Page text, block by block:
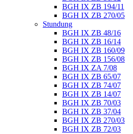
BGH IX ZB 194/11
BGH IX ZB 270/05
Stundung
BGH IX ZB 48/16
BGH IX ZB 16/14
BGH IX ZB 160/09
BGH IX ZB 156/08
BGH IX ZA 7/08
BGH IX ZB 65/07
BGH IX ZB 74/07
BGH IX ZB 14/07
BGH IX ZB 70/03
BGH IX ZB 37/04
BGH IX ZB 270/03
BGH IX ZB 72/03